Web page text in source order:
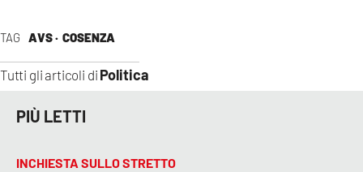
TAG AVS · COSENZA
Tutti gli articoli di Politica
PIÙ LETTI
INCHIESTA SULLO STRETTO